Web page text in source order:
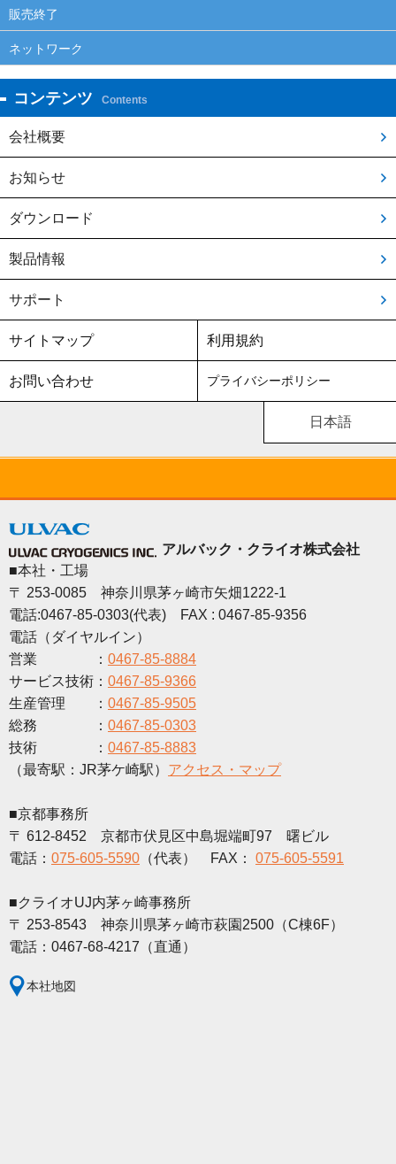
販売終了
ネットワーク
アルバック・クライオ株式会社
■本社・工場
〒 253-0085 神奈川県茅ヶ崎市矢畑1222-1
電話:0467-85-0303(代表) FAX : 0467-85-9356
電話（ダイヤルイン）
営業 ： 0467-85-8884
サービス技術： 0467-85-9366
生産管理 ： 0467-85-9505
総務 ： 0467-85-0303
技術 ： 0467-85-8883
（最寄駅：JR茅ケ崎駅） アクセス・マップ
■京都事務所
〒 612-8452 京都市伏見区中島堀端町97 曙ビル
電話： 075-605-5590 （代表） FAX： 075-605-5591
■クライオUJ内茅ヶ崎事務所
〒 253-8543 神奈川県茅ヶ崎市萩園2500（C棟6F）
電話：0467-68-4217（直通）
本社地図
コンテンツ Contents
会社概要
お知らせ
ダウンロード
製品情報
サポート
サイトマップ 利用規約
お問い合わせ プライバシーポリシー
日本語